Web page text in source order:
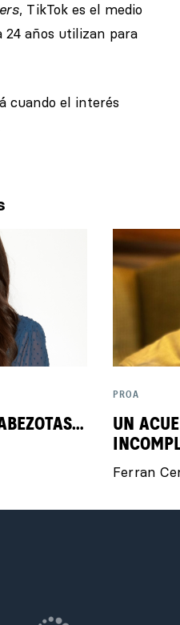
, TikTok es el medio
24 años utilizan para
cuando el interés
PROA
UN
Ferran